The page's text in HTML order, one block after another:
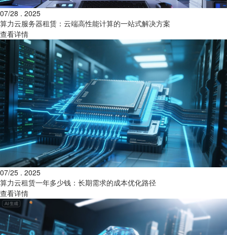
07/28 . 2025
算力云服务器租赁：云端高性能计算的一站式解决方案
查看详情
07/25 . 2025
算力云租赁一年多少钱：长期需求的成本优化路径
查看详情